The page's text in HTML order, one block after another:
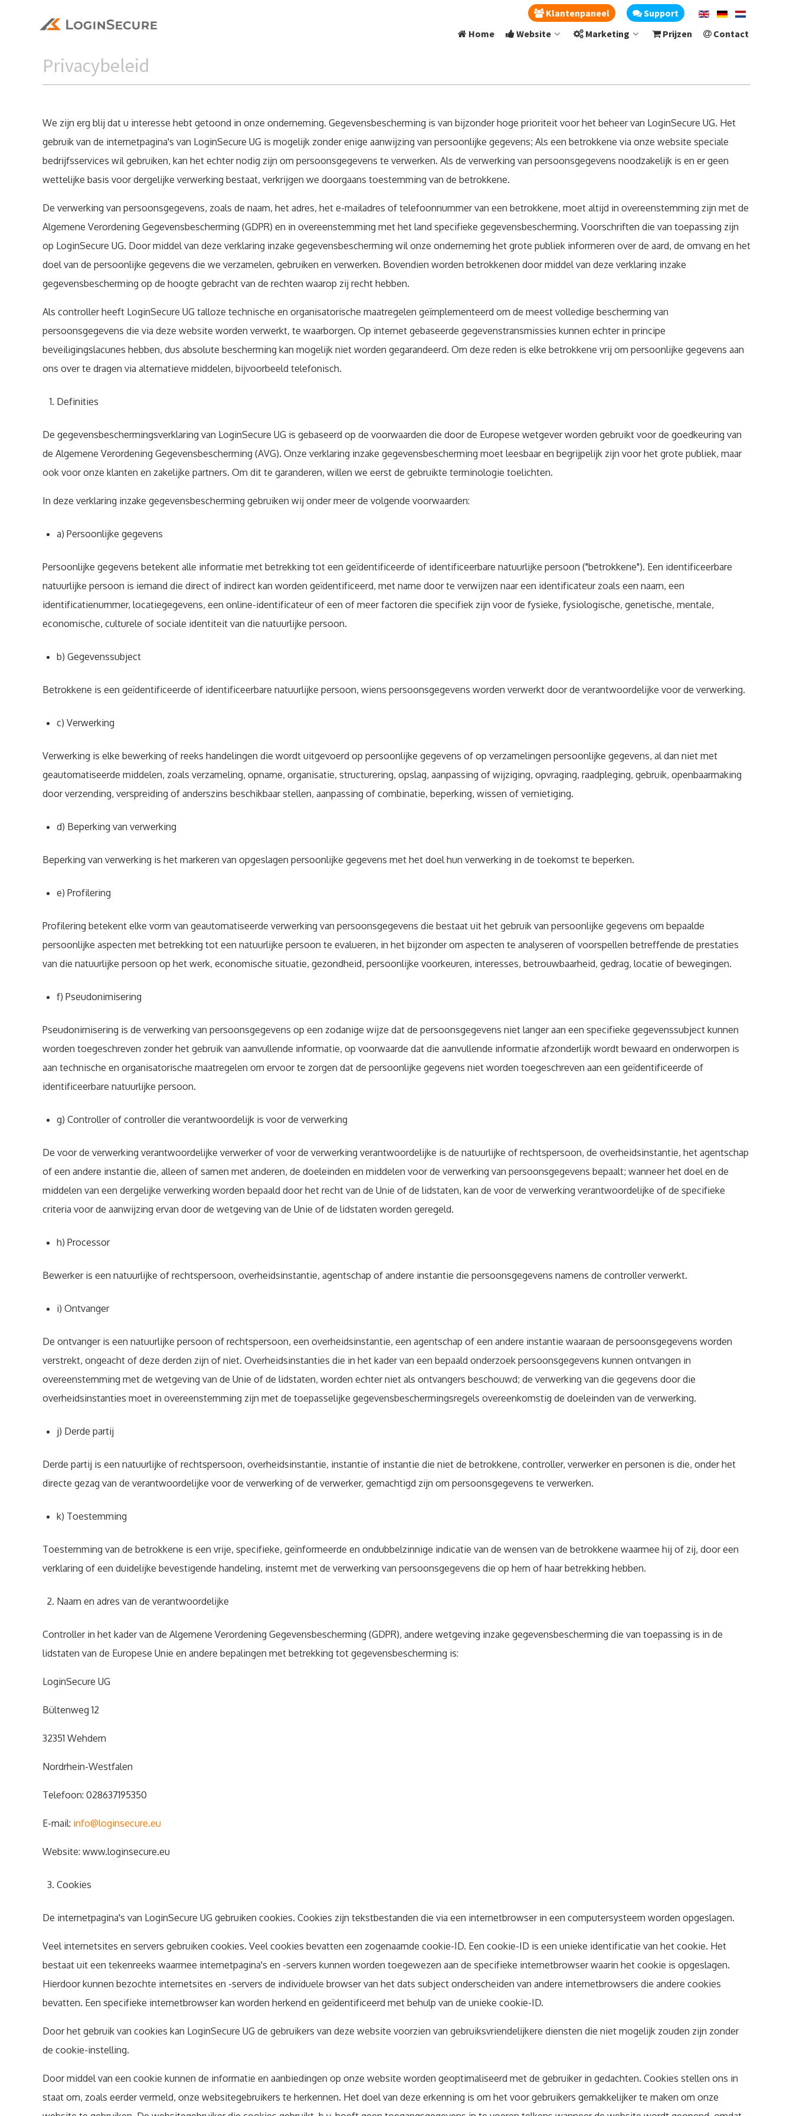
Klantenpaneel
Support
Home
Website Marketing Prijzen Contact
Privacybeleid
We zijn erg blij dat u interesse hebt getoond in onze onderneming. Gegevensbescherming is van bijzonder hoge prioriteit voor het beheer van LoginSecure UG. Het
gebruik van de internetpagina's van LoginSecure UG is mogelijk zonder enige aanwijzing van persoonlijke gegevens; Als een betrokkene via onze website speciale
bedrijfsservices wil gebruiken, kan het echter nodig zijn om persoonsgegevens te verwerken. Als de verwerking van persoonsgegevens noodzakelijk is en er geen
wettelijke basis voor dergelijke verwerking bestaat, verkrijgen we doorgaans toestemming van de betrokkene.
De verwerking van persoonsgegevens, zoals de naam, het adres, het e-mailadres of telefoonnummer van een betrokkene, moet altijd in overeenstemming zijn met de
Algemene Verordening Gegevensbescherming (GDPR) en in overeenstemming met het land specifieke gegevensbescherming. Voorschriften die van toepassing zijn
op LoginSecure UG. Door middel van deze verklaring inzake gegevensbescherming wil onze onderneming het grote publiek informeren over de aard, de omvang en het
doel van de persoonlijke gegevens die we verzamelen, gebruiken en verwerken. Bovendien worden betrokkenen door middel van deze verklaring inzake
gegevensbescherming op de hoogte gebracht van de rechten waarop zij recht hebben.
Als controller heeft LoginSecure UG talloze technische en organisatorische maatregelen geïmplementeerd om de meest volledige bescherming van
persoonsgegevens die via deze website worden verwerkt, te waarborgen. Op internet gebaseerde gegevenstransmissies kunnen echter in principe
beveiligingslacunes hebben, dus absolute bescherming kan mogelijk niet worden gegarandeerd. Om deze reden is elke betrokkene vrij om persoonlijke gegevens aan
ons over te dragen via alternatieve middelen, bijvoorbeeld telefonisch.
Definities
De gegevensbeschermingsverklaring van LoginSecure UG is gebaseerd op de voorwaarden die door de Europese wetgever worden gebruikt voor de goedkeuring van
de Algemene Verordening Gegevensbescherming (AVG). Onze verklaring inzake gegevensbescherming moet leesbaar en begrijpelijk zijn voor het grote publiek, maar
ook voor onze klanten en zakelijke partners. Om dit te garanderen, willen we eerst de gebruikte terminologie toelichten.
In deze verklaring inzake gegevensbescherming gebruiken wij onder meer de volgende voorwaarden:
a) Persoonlijke gegevens
Persoonlijke gegevens betekent alle informatie met betrekking tot een geïdentificeerde of identificeerbare natuurlijke persoon ("betrokkene"). Een identificeerbare
natuurlijke persoon is iemand die direct of indirect kan worden geïdentificeerd, met name door te verwijzen naar een identificateur zoals een naam, een
identificatienummer, locatiegegevens, een online-identificateur of een of meer factoren die specifiek zijn voor de fysieke, fysiologische, genetische, mentale,
economische, culturele of sociale identiteit van die natuurlijke persoon.
b) Gegevenssubject
Betrokkene is een geïdentificeerde of identificeerbare natuurlijke persoon, wiens persoonsgegevens worden verwerkt door de verantwoordelijke voor de verwerking.
c) Verwerking
Verwerking is elke bewerking of reeks handelingen die wordt uitgevoerd op persoonlijke gegevens of op verzamelingen persoonlijke gegevens, al dan niet met
geautomatiseerde middelen, zoals verzameling, opname, organisatie, structurering, opslag, aanpassing of wijziging, opvraging, raadpleging, gebruik, openbaarmaking
door verzending, verspreiding of anderszins beschikbaar stellen, aanpassing of combinatie, beperking, wissen of vernietiging.
d) Beperking van verwerking
Beperking van verwerking is het markeren van opgeslagen persoonlijke gegevens met het doel hun verwerking in de toekomst te beperken.
e) Profilering
Profilering betekent elke vorm van geautomatiseerde verwerking van persoonsgegevens die bestaat uit het gebruik van persoonlijke gegevens om bepaalde
persoonlijke aspecten met betrekking tot een natuurlijke persoon te evalueren, in het bijzonder om aspecten te analyseren of voorspellen betreffende de prestaties
van die natuurlijke persoon op het werk, economische situatie, gezondheid, persoonlijke voorkeuren, interesses, betrouwbaarheid, gedrag, locatie of bewegingen.
f) Pseudonimisering
Pseudonimisering is de verwerking van persoonsgegevens op een zodanige wijze dat de persoonsgegevens niet langer aan een specifieke gegevenssubject kunnen
worden toegeschreven zonder het gebruik van aanvullende informatie, op voorwaarde dat die aanvullende informatie afzonderlijk wordt bewaard en onderworpen is
aan technische en organisatorische maatregelen om ervoor te zorgen dat de persoonlijke gegevens niet worden toegeschreven aan een geïdentificeerde of
identificeerbare natuurlijke persoon.
g) Controller of controller die verantwoordelijk is voor de verwerking
De voor de verwerking verantwoordelijke verwerker of voor de verwerking verantwoordelijke is de natuurlijke of rechtspersoon, de overheidsinstantie, het agentschap
of een andere instantie die, alleen of samen met anderen, de doeleinden en middelen voor de verwerking van persoonsgegevens bepaalt; wanneer het doel en de
middelen van een dergelijke verwerking worden bepaald door het recht van de Unie of de lidstaten, kan de voor de verwerking verantwoordelijke of de specifieke
criteria voor de aanwijzing ervan door de wetgeving van de Unie of de lidstaten worden geregeld.
h) Processor
Bewerker is een natuurlijke of rechtspersoon, overheidsinstantie, agentschap of andere instantie die persoonsgegevens namens de controller verwerkt.
i) Ontvanger
De ontvanger is een natuurlijke persoon of rechtspersoon, een overheidsinstantie, een agentschap of een andere instantie waaraan de persoonsgegevens worden
verstrekt, ongeacht of deze derden zijn of niet. Overheidsinstanties die in het kader van een bepaald onderzoek persoonsgegevens kunnen ontvangen in
overeenstemming met de wetgeving van de Unie of de lidstaten, worden echter niet als ontvangers beschouwd; de verwerking van die gegevens door die
overheidsinstanties moet in overeenstemming zijn met de toepasselijke gegevensbeschermingsregels overeenkomstig de doeleinden van de verwerking.
j) Derde partij
Derde partij is een natuurlijke of rechtspersoon, overheidsinstantie, instantie of instantie die niet de betrokkene, controller, verwerker en personen is die, onder het
directe gezag van de verantwoordelijke voor de verwerking of de verwerker, gemachtigd zijn om persoonsgegevens te verwerken.
k) Toestemming
Toestemming van de betrokkene is een vrije, specifieke, geïnformeerde en ondubbelzinnige indicatie van de wensen van de betrokkene waarmee hij of zij, door een
verklaring of een duidelijke bevestigende handeling, instemt met de verwerking van persoonsgegevens die op hem of haar betrekking hebben.
Naam en adres van de verantwoordelijke
Controller in het kader van de Algemene Verordening Gegevensbescherming (GDPR), andere wetgeving inzake gegevensbescherming die van toepassing is in de
lidstaten van de Europese Unie en andere bepalingen met betrekking tot gegevensbescherming is:
LoginSecure UG
Bültenweg 12
32351 Wehdem
Nordrhein-Westfalen
Telefoon: 028637195350
E-mail: info@loginsecure.eu
Website: www.loginsecure.eu
Cookies
De internetpagina's van LoginSecure UG gebruiken cookies. Cookies zijn tekstbestanden die via een internetbrowser in een computersysteem worden opgeslagen.
Veel internetsites en servers gebruiken cookies. Veel cookies bevatten een zogenaamde cookie-ID. Een cookie-ID is een unieke identificatie van het cookie. Het
bestaat uit een tekenreeks waarmee internetpagina's en -servers kunnen worden toegewezen aan de specifieke internetbrowser waarin het cookie is opgeslagen.
Hierdoor kunnen bezochte internetsites en -servers de individuele browser van het dats subject onderscheiden van andere internetbrowsers die andere cookies
bevatten. Een specifieke internetbrowser kan worden herkend en geïdentificeerd met behulp van de unieke cookie-ID.
Door het gebruik van cookies kan LoginSecure UG de gebruikers van deze website voorzien van gebruiksvriendelijkere diensten die niet mogelijk zouden zijn zonder
de cookie-instelling.
Door middel van een cookie kunnen de informatie en aanbiedingen op onze website worden geoptimaliseerd met de gebruiker in gedachten. Cookies stellen ons in
staat om, zoals eerder vermeld, onze websitegebruikers te herkennen. Het doel van deze erkenning is om het voor gebruikers gemakkelijker te maken om onze